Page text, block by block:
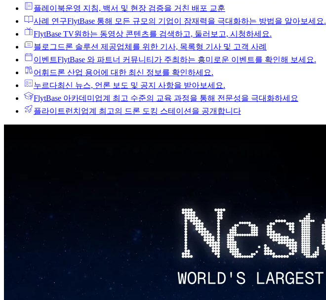
플레이북운영 지침, 백서 및 현장 검증을 거친 배포 교훈
사례 연구FlytBase 통해 모든 규모의 기업이 잠재력을 극대화하는 방법을 알아보세요.
FlytBase TV원하는 동영상 콘텐츠를 검색하고, 둘러보고, 시청하세요.
블로그 드론 솔루션 제공업체를 위한 기사, 목록형 기사 및 고객 사례
이벤트FlytBase 와 파트너 커뮤니티가 주최하는 흥미로운 이벤트를 확인해 보세요.
어휘 드론 산업 용어에 대한 최신 정보를 확인하세요.
누르다최신 뉴스, 언론 보도 및 공지 사항을 받아보세요.
FlytBase 아카데미 업계 최고 수준의 교육 과정을 통해 전문성을 극대화하세요
플라이트런치 업계 최고의 드론 도킹 스테이션을 공개합니다